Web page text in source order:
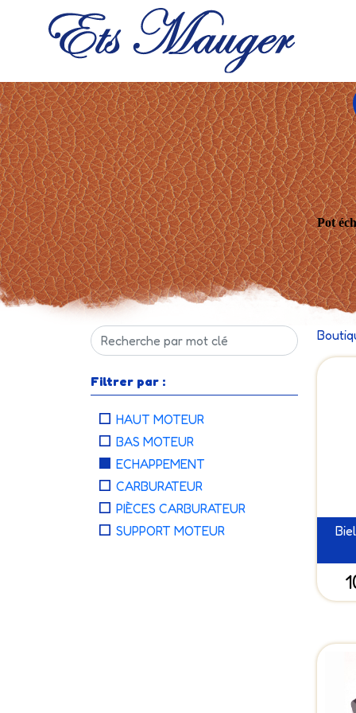
Pot
Filtrer par :
HAUT MOTEUR
BAS MOTEUR
ECHAPPEMENT
CARBURATEUR
PIÈCES CARBURATEUR
SUPPORT MOTEUR